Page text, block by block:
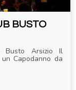
BUSTO
Busto Arsizio Il
Capodanno da